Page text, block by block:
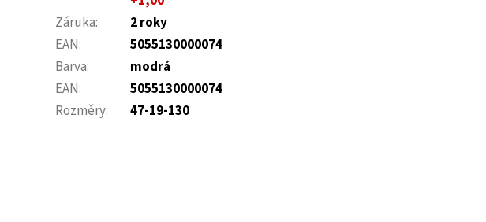
Záruka:
2 roky
EAN:
5055130000074
Barva:
modrá
EAN:
5055130000074
Rozměry: 47-19-130